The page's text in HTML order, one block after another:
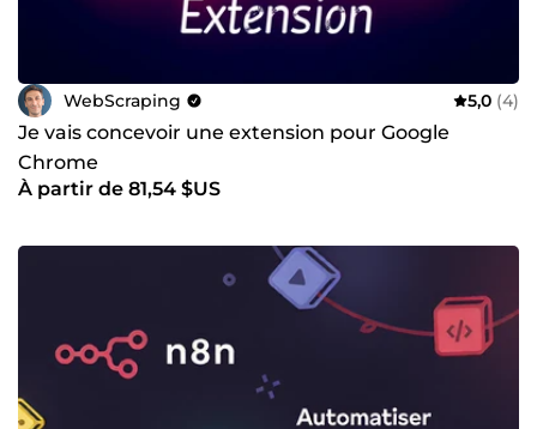
WebScraping 5,0 (4)
Je vais concevoir une extension pour Google
Chrome
À partir de 81,54 $US